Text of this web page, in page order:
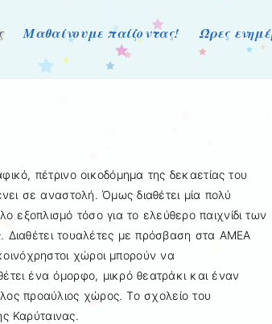
Μαθαίνουμε παίζοντας! Ώρες
πέτρινο οικοδόμημα της δεκαετίας του
σε αναστολή. Όμως διαθέτει μία πολύ
τόσο για το ελεύθερο παιχνίδι των
Διαθέτει τουαλέτες με πρόσβαση στα ΑΜΕΑ
χώροι μπορούν να
ένα όμορφο, μικρό θεατράκι και έναν
προαύλιος χώρος. Το σχολείο του
Καρύταινας.